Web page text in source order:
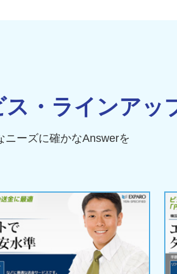
ス・ラインアッ
ニーズに確かなAnswerを